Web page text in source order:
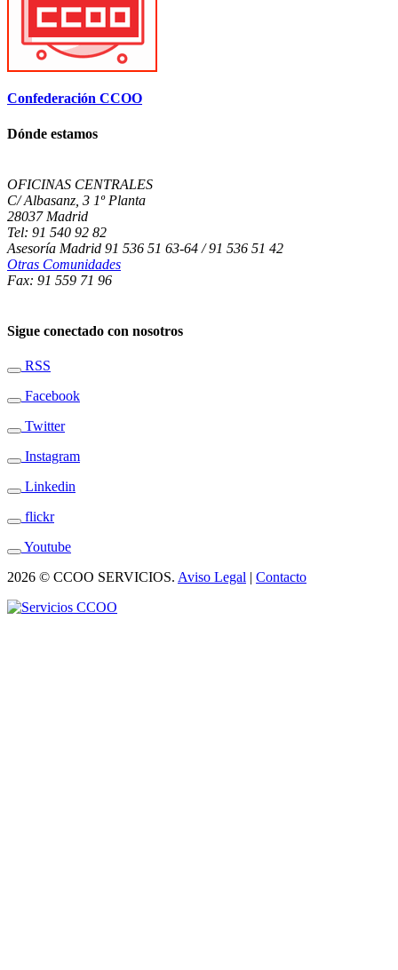
Confederación CCOO
Dónde estamos
OFICINAS CENTRALES
C/ Albasanz, 3 1º Planta
28037 Madrid
Tel: 91 540 92 82
Asesoría Madrid 91 536 51 63-64 / 91 536 51 42
Otras Comunidades
Fax: 91 559 71 96
Sigue conectado con nosotros
RSS
Facebook
Twitter
Instagram
Linkedin
flickr
Youtube
2026 © CCOO SERVICIOS. Aviso Legal | Contacto